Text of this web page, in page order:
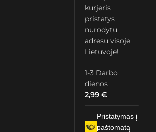
kurjeris
pristatys
nurodytu
adresu visoje
Lietuvoje!
1-3 Darbo
dienos
2,99€
Pristatymas į
paštomatą